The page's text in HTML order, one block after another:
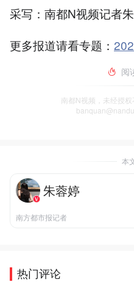
采写：南都N视频记者
更多报道请看专题：
阅
南都N视频，未经授
本
朱蓉婷
南方都市报记者
热门评论